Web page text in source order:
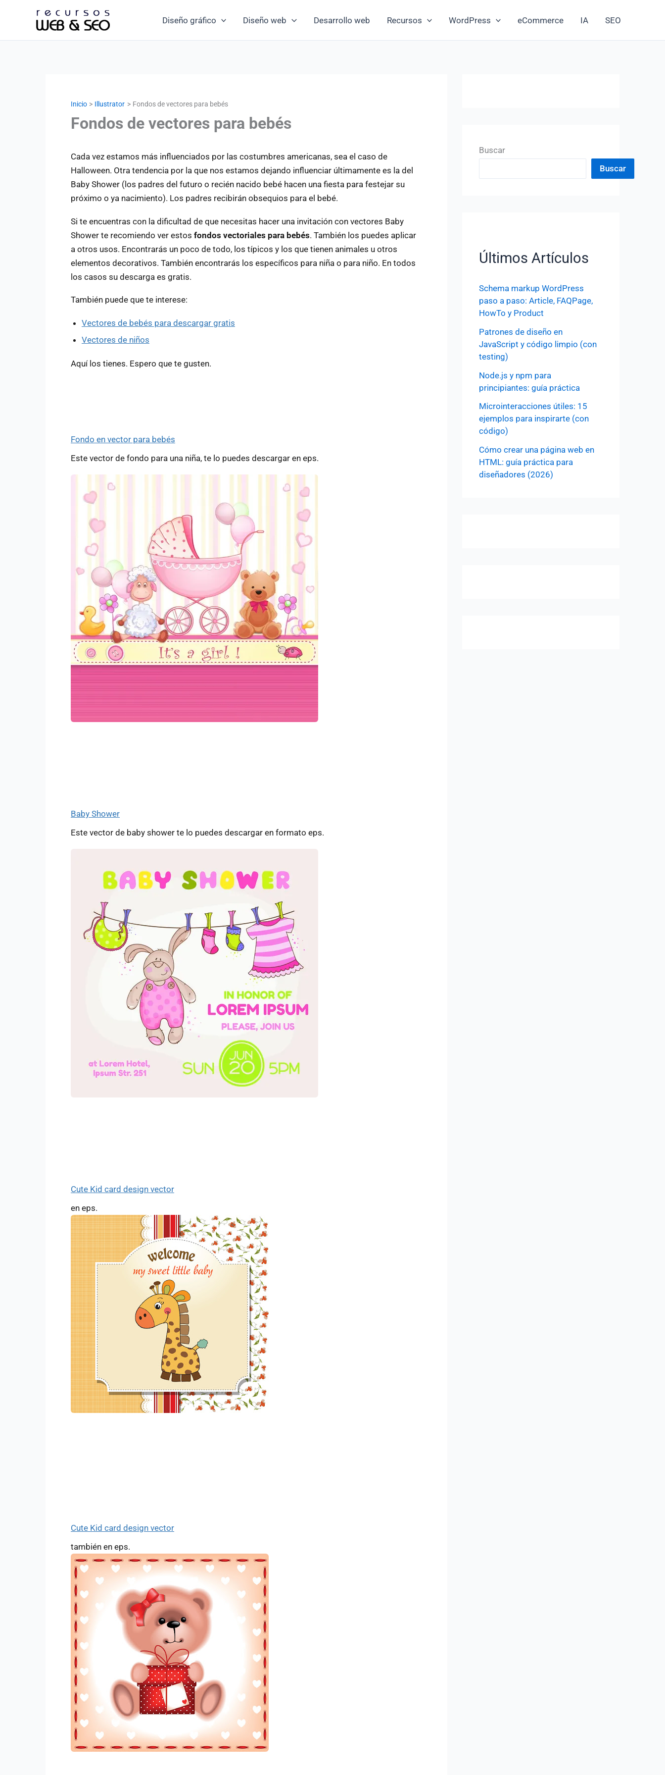
Diseño gráfico Diseño web Desarrollo web Recursos WordPress eCommerce IA SEO
Inicio Illustrator Fondos de vectores para bebés
Fondos de vectores para bebés
Cada vez estamos más influenciados por las costumbres americanas, sea el caso de
Halloween. Otra tendencia por la que nos estamos dejando influenciar últimamente es la del
Baby Shower (los padres del futuro o recién nacido bebé hacen una fiesta para festejar su
próximo o ya nacimiento). Los padres recibirán obsequios para el bebé.
Si te encuentras con la dificultad de que necesitas hacer una invitación con vectores Baby
Shower te recomiendo ver estos fondos vectoriales para bebés. También los puedes aplicar
a otros usos. Encontrarás un poco de todo, los típicos y los que tienen animales u otros
elementos decorativos. También encontrarás los específicos para niña o para niño. En todos
los casos su descarga es gratis.
También puede que te interese:
Vectores de bebés para descargar gratis
Vectores de niños
Aquí los tienes. Espero que te gusten.
Fondo en vector para bebés
Este vector de fondo para una niña, te lo puedes descargar en eps.
Baby Shower
Este vector de baby shower te lo puedes descargar en formato eps.
Cute Kid card design vector
en eps.
Cute Kid card design vector
también en eps.
Buscar
Buscar
Últimos Artículos
Schema markup WordPress
paso a paso: Article, FAQPage,
HowTo y Product
Patrones de diseño en
JavaScript y código limpio (con
testing)
Node.js y npm para
principiantes: guía práctica
Microinteracciones útiles: 15
ejemplos para inspirarte (con
código)
Cómo crear una página web en
HTML: guía práctica para
diseñadores (2026)